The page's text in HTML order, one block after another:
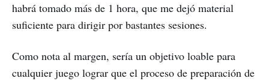
habrá tomado más de 1 hora, que me dejó material
suficiente para dirigir por bastantes sesiones.
Como nota al margen, sería un objetivo loable para
cualquier juego lograr que el proceso de preparación de